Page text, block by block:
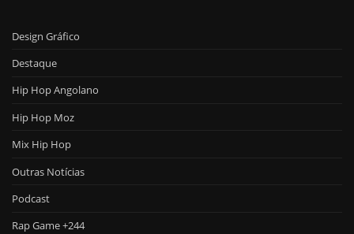
Design Gráfico
Destaque
Hip Hop Angolano
Hip Hop Moz
Mix Hip Hop
Outras Notícias
Podcast
Rap Game +244